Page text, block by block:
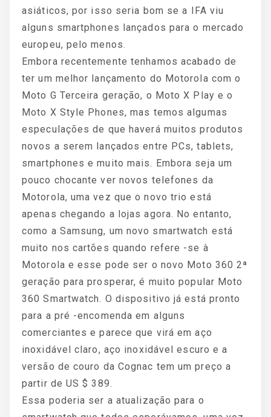
asiáticos, por isso seria bom se a IFA viu
alguns smartphones lançados para o mercado
europeu, pelo menos.
Embora recentemente tenhamos acabado de
ter um melhor lançamento do Motorola com o
Moto G Terceira geração, o Moto X Play e o
Moto X Style Phones, mas temos algumas
especulações de que haverá muitos produtos
novos a serem lançados entre PCs, tablets,
smartphones e muito mais. Embora seja um
pouco chocante ver novos telefones da
Motorola, uma vez que o novo trio está
apenas chegando a lojas agora. No entanto,
como a Samsung, um novo smartwatch está
muito nos cartões quando refere -se à
Motorola e esse pode ser o novo Moto 360 2ª
geração para prosperar, é muito popular Moto
360 Smartwatch. O dispositivo já está pronto
para a pré -encomenda em alguns
comerciantes e parece que virá em aço
inoxidável claro, aço inoxidável escuro e a
versão de couro da Cognac tem um preço a
partir de US $ 389.
Essa poderia ser a atualização para o